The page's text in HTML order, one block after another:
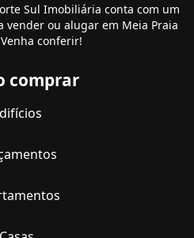
Sul Imobiliária conta com um
vender ou alugar em Meia Praia
conferir!
comprar